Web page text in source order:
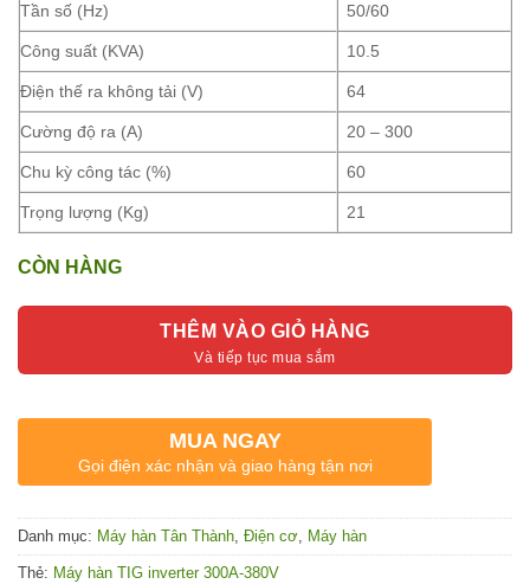
Tần số (Hz) 50/60
Công suất (KVA) 10.5
Điện thế ra không tải (V) 64
Cường độ ra (A) 20 – 300
Chu kỳ công tác (%) 60
Trọng lượng (Kg) 21
CÒN HÀNG
THÊM VÀO GIỎ HÀNG
MUA NGAY
Gọi điện xác nhận và giao hàng tận nơi
Danh mục: Máy hàn Tân Thành, Điện cơ, Máy hàn
Thẻ: Máy hàn TIG inverter 300A-380V